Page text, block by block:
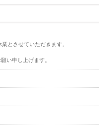
とさせていただきます。
い申し上げます。